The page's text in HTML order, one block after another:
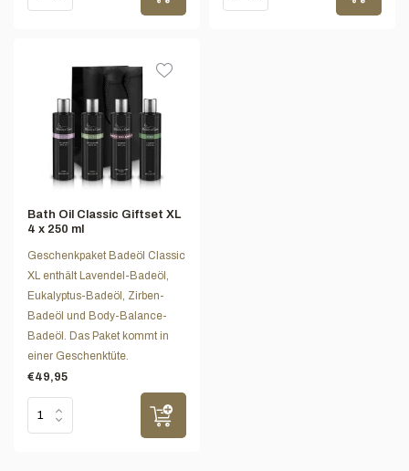
Bath Oil Classic Giftset XL
4 x 250 ml
Geschenkpaket Badeöl Classic
XL enthält Lavendel-Badeöl,
Eukalyptus-Badeöl, Zirben-
Badeöl und Body-Balance-
Badeöl. Das Paket kommt in
einer Geschenktüte.
€49,95